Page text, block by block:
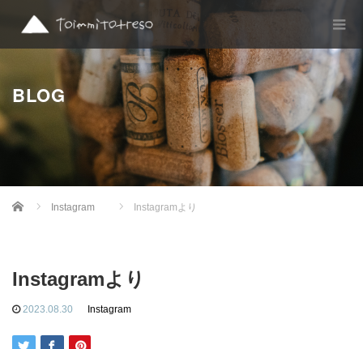
BLOG
Home Instagram Instagramより
Instagramより
2023.08.30 Instagram